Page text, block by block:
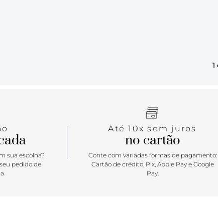
1
sua escolha?
pedido de
Até 10x sem juros
no cartão
Conte com variadas formas de pagamento:
Cartão de crédito, Pix, Apple Pay e Google
Pay.